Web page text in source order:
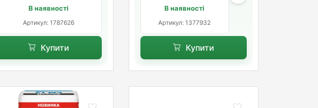
В наявності
Артикул: 1787626
Купити
В наявності
Артикул: 1377932
Купити